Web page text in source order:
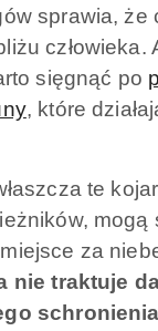
sprawia, że
człowieka.
sięgnąć po
, które
te
mogą
za
nie traktuje